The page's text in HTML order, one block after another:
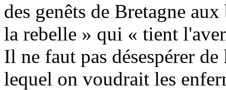
des genêts de Bretagne
la rebelle » qui « tient
Il ne faut pas désespérer
lequel on voudrait les